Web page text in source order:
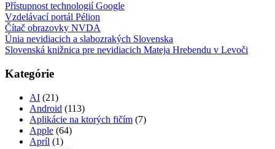
Přístupnost technologií Google
Vzdelávací portál Pélion
Čítač obrazovky NVDA
Únia nevidiacich a slabozrakých Slovenska
Slovenská knižnica pre nevidiacich Mateja Hrebendu v Levoči
Kategórie
AI (21)
Android (113)
Aplikácie na ktorých fičím (7)
Apple (64)
Apríl (1)